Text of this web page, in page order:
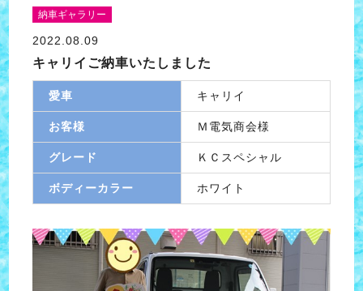
納車ギャラリー
2022.08.09
キャリイご納車いたしました
愛車 キャリイ
お客様 Ｍ電気商会様
グレード ＫＣスペシャル
ボディーカラー ホワイト